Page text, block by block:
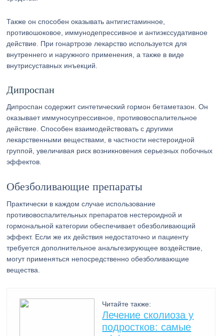
Также он способен оказывать антигистаминное,
противошоковое, иммунодепрессивное и антиэкссудативное
действие. При гонартрозе лекарство используется для
внутреннего и наружного применения, а также в виде
внутрисуставных инъекций.
Дипроспан
Дипроспан содержит синтетический гормон бетаметазон. Он
оказывает иммуносупрессивное, противовоспалительное
действие. Способен взаимодействовать с другими
лекарственными веществами, в частности нестероидной
группой, увеличивая риск возникновения серьезных побочных
эффектов.
Обезболивающие препараты
Практически в каждом случае использование
противовоспалительных препаратов нестероидной и
гормональной категории обеспечивает обезболивающий
эффект. Если же их действия недостаточно и пациенту
требуется дополнительное анальгезирующее воздействие,
могут применяться непосредственно обезболивающие
вещества.
Читайте также:
Лечение сколиоза у
подростков: самые